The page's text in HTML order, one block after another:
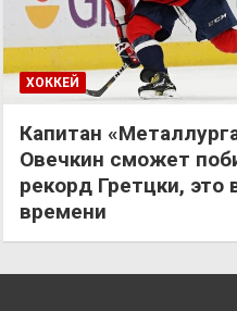
ХОККЕЙ
Капитан
Овечкин сможет
рекорд Гретцки, это
времени